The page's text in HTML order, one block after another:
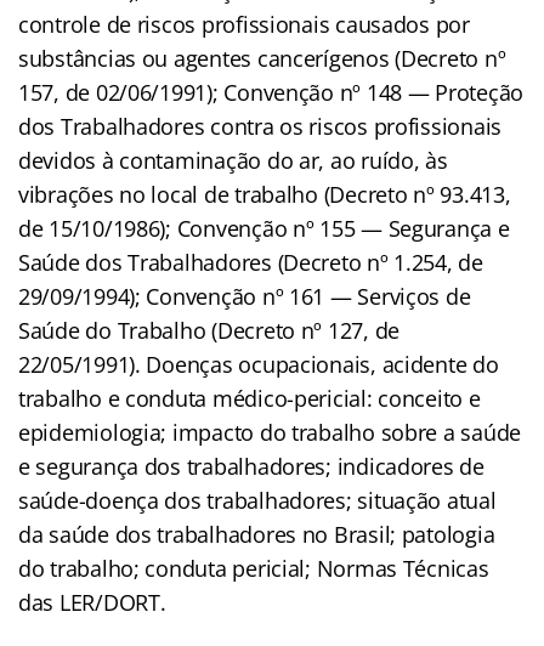
controle de riscos profissionais causados por
substâncias ou agentes cancerígenos (Decreto nº
157, de 02/06/1991); Convenção nº 148 — Proteção
dos Trabalhadores contra os riscos profissionais
devidos à contaminação do ar, ao ruído, às
vibrações no local de trabalho (Decreto nº 93.413,
de 15/10/1986); Convenção nº 155 — Segurança e
Saúde dos Trabalhadores (Decreto nº 1.254, de
29/09/1994); Convenção nº 161 — Serviços de
Saúde do Trabalho (Decreto nº 127, de
22/05/1991). Doenças ocupacionais, acidente do
trabalho e conduta médico-pericial: conceito e
epidemiologia; impacto do trabalho sobre a saúde
e segurança dos trabalhadores; indicadores de
saúde-doença dos trabalhadores; situação atual
da saúde dos trabalhadores no Brasil; patologia
do trabalho; conduta pericial; Normas Técnicas
das LER/DORT.